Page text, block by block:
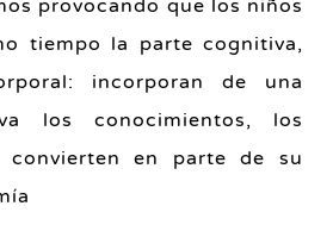
provocando que los niños
tiempo la parte cognitiva,
incorporan de una
los conocimientos, los
en parte de su